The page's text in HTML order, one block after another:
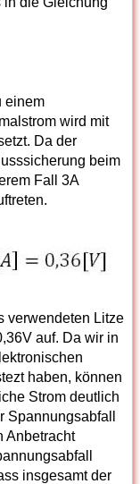
einem
wird mit
Da der
beim
Fall 3A
verwendeten Litze
auf. Da wir in
haben, können
Strom deutlich
Anbetracht
insgesamt der